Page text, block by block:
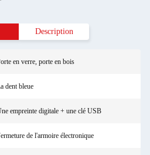
Description
en verre, porte en bois
dent bleue
empreinte digitale + une clé USB
de l'armoire électronique